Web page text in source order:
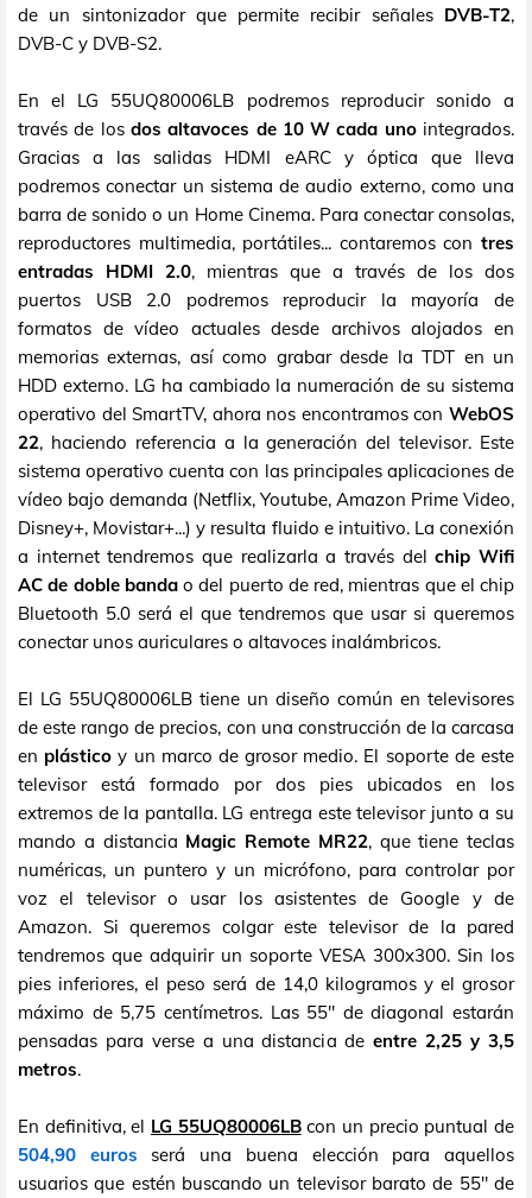
de un sintonizador que permite recibir señales DVB-T2,
DVB-C y DVB-S2.
En el LG 55UQ80006LB podremos reproducir sonido a
través de los dos altavoces de 10 W cada unointegrados.
Gracias a las salidas HDMI eARC y óptica que lleva
podremos conectar un sistema de audio externo, como una
barra de sonido o un Home Cinema. Para conectar consolas,
reproductores multimedia, portátiles... contaremos con tres
entradas HDMI 2.0, mientras que a través de los dos
puertos USB 2.0 podremos reproducir la mayoría de
formatos de vídeo actuales desde archivos alojados en
memorias externas, así como grabar desde la TDT en un
HDD externo. LG ha cambiado la numeración de su sistema
operativo del SmartTV, ahora nos encontramos con WebOS
22, haciendo referencia a la generación del televisor. Este
sistema operativo cuenta con las principales aplicaciones de
vídeo bajo demanda (Netflix, Youtube, Amazon Prime Video,
Disney+, Movistar+...) y resulta fluido e intuitivo. La conexión
a internet tendremos que realizarla a través delchip Wifi
AC de doble bandao del puerto de red, mientras que el chip
Bluetooth 5.0 será el que tendremos que usar si queremos
conectar unos auriculares o altavoces inalámbricos.
El LG 55UQ80006LB tiene un diseño común en televisores
de este rango de precios, con una construcción de la carcasa
en plástico y un marco de grosor medio. El soporte de este
televisor está formado por dos pies ubicados en los
extremos de la pantalla. LG entrega este televisor junto a su
mando a distancia Magic Remote MR22, que tiene teclas
numéricas, un puntero y un micrófono, para controlar por
voz el televisor o usar los asistentes de Google y de
Amazon. Si queremos colgar este televisor de la pared
tendremos que adquirir un soporte VESA 300x300. Sin los
pies inferiores, el peso será de 14,0 kilogramos y el grosor
máximo de 5,75 centímetros. Las 55" de diagonal estarán
pensadas para verse a una distancia deentre 2,25 y 3,5
metros.
En definitiva, el LG 55UQ80006LBcon un precio puntual de
504,90 euros será una buena elección para aquellos
usuarios que estén buscando un televisor barato de 55" de